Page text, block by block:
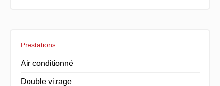
Prestations
Air conditionné
Double vitrage